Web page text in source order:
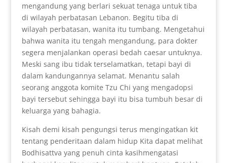
mengandung yang berlari sekuat tenaga untuk tiba
di wilayah perbatasan Lebanon. Begitu tiba di
wilayah perbatasan, wanita itu tumbang. Mengetahui
bahwa wanita itu tengah mengandung, para dokter
segera menjalankan operasi bedah caesar untuknya.
Meski sang ibu tidak terselamatkan, tetapi bayi di
dalam kandungannya selamat. Menantu salah
seorang anggota komite Tzu Chi yang mengadopsi
bayi tersebut sehingga bayi itu bisa tumbuh besar di
keluarga yang bahagia.
Kisah demi kisah pengungsi terus mengingatkan kit
tentang penderitaan dalam hidup Kita dapat melihat
Bodhisattva yang penuh cinta kasihmengatasi